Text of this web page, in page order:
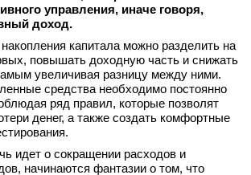
управления, иначе говоря,
доход.
капитала можно разделить на
повышать доходную часть и снижать
увеличивая разницу между ними.
средства необходимо постоянно
ряд правил, которые позволят
денег, а также создать комфортные
идет о сокращении расходов и
начинаются фантазии о том, что